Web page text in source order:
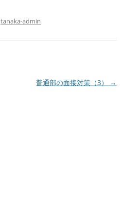
tanaka-admin
普通部の面接対策（3） →